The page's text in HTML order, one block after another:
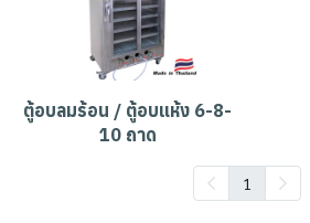
ตู้อบลมร้อน / ตู้อบแห้ง 6-8-
10 ถาด
1